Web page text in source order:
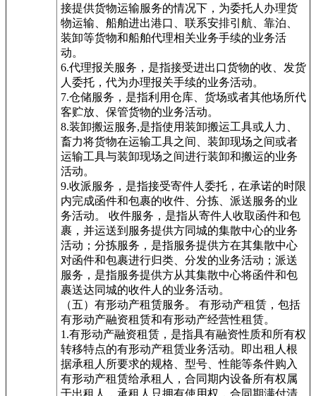
接提供货物运输服务的情况下，为委托人办理货
物运输、船舶进出港口、联系安排引航、靠泊、
装卸等货物和船舶代理相关业务手续的业务活
动。
6.代理报关服务，是指接受进出口货物的收、发货
人委托，代为办理报关手续的业务活动。
7.仓储服务，是指利用仓库、货场或者其他场所代
客贮放、保管货物的业务活动。
8.装卸搬运服务,是指使用装卸搬运工具或人力、
畜力将货物在运输工具之间、装卸现场之间或者
运输工具与装卸现场之间进行装卸和搬运的业务
活动。
9.收派服务，是指接受寄件人委托，在承诺的时限
内完成函件和包裹的收件、分拣、派送服务的业
务活动。 收件服务，是指从寄件人收取函件和包
裹，并运送到服务提供方同城的集散中心的业务
活动；分拣服务，是指服务提供方在其集散中心
对函件和包裹进行归类、分发的业务活动；派送
服务，是指服务提供方从其集散中心将函件和包
裹送达同城的收件人的业务活动。
（五）有形动产租赁服务。 有形动产租赁，包括
有形动产融资租赁和有形动产经营性租赁。
1.有形动产融资租赁，是指具有融资性质和所有权
转移特点的有形动产租赁业务活动。即出租人根
据承租人所要求的规格、型号、性能等条件购入
有形动产租赁给承租人，合同期内设备所有权属
于出租人，承租人只拥有使用权，合同期满付清